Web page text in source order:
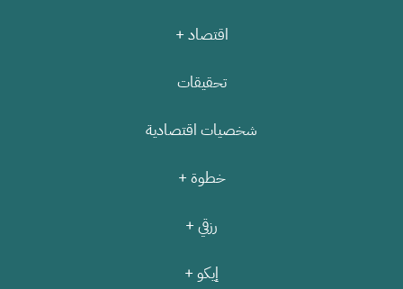
اقتصاد +
تحقيقات
شخصيات اقتصادية
خطوة +
رزقي +
إيكو +